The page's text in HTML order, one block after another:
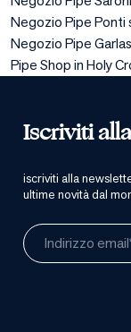
Negozio Pipe Ponti
Negozio Pipe
Pipe Shop in Holy
Iscriviti
iscriviti alla
ultime novità dal
Indirizzo